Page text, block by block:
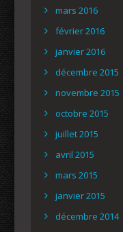
mars 2016
février 2016
janvier 2016
décembre 2015
novembre 2015
octobre 2015
juillet 2015
avril 2015
mars 2015
janvier 2015
décembre 2014